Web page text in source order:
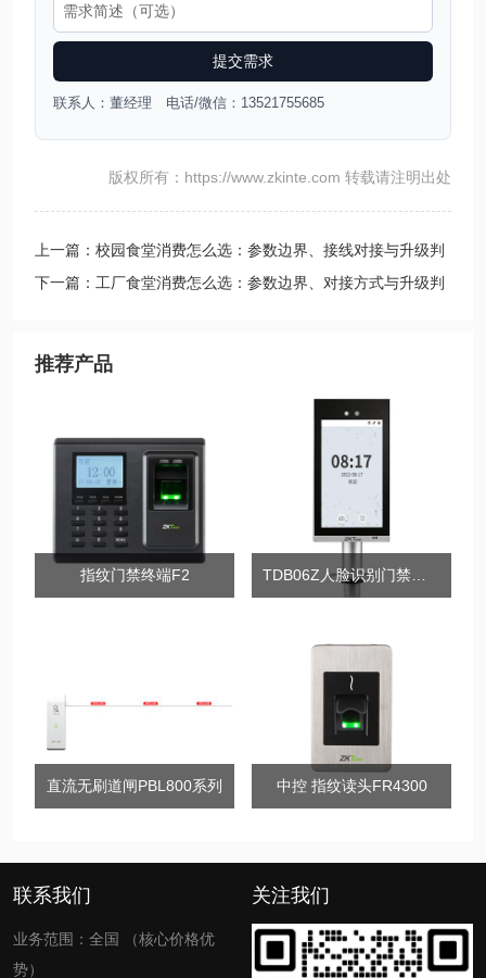
提交需求
联系人：董经理 电话/微信：13521755685
版权所有：https://www.zkinte.com 转载请注明出处
上一篇：校园食堂消费怎么选：参数边界、接线对接与升级判
断
下一篇：工厂食堂消费怎么选：参数边界、对接方式与升级判
推荐产品
指纹门禁终端F2
直流无刷道闸PBL800系列 中控 指纹读头FR4300
联系我们
业务范围：全国 （核心价格优
势）
关注我们